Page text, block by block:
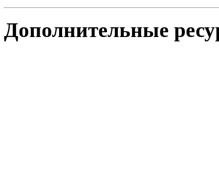
Дополнительные